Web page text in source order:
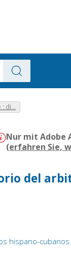
di...
Nur mit Adobe
(erfahren Sie,
del
hispano-